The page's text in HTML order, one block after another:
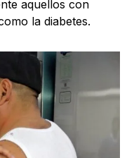
aquellos con
la diabetes.